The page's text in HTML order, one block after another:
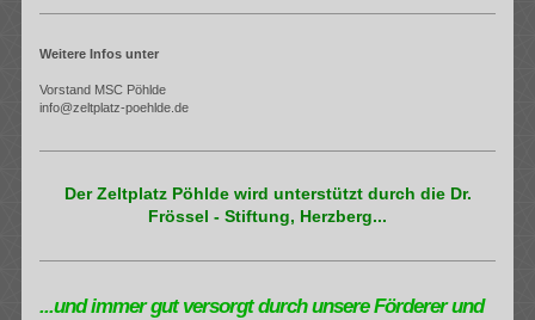
Weitere Infos unter
Vorstand MSC Pöhlde
info@zeltplatz-poehlde.de
Der Zeltplatz Pöhlde wird unterstützt durch die Dr.
Frössel - Stiftung, Herzberg...
...und immer gut versorgt durch unsere Förderer und